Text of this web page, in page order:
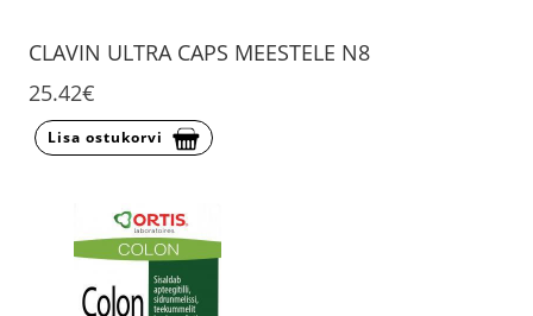
CLAVIN ULTRA CAPS MEESTELE N8
25.42€
Lisa ostukorvi